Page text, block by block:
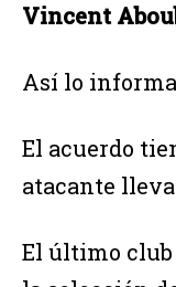
Vincent
Así lo informa
El acuerdo
atacante
El último club